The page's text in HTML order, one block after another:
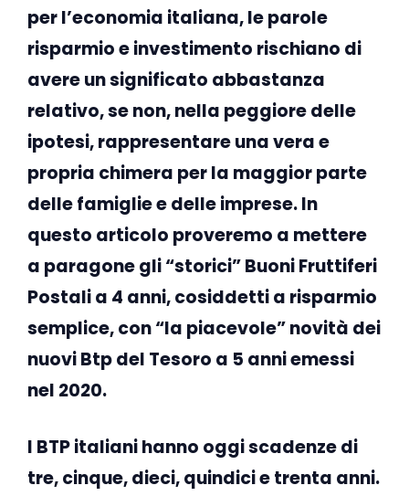
per l’economia italiana, le parole
risparmio e investimento rischiano di
avere un significato abbastanza
relativo, se non, nella peggiore delle
ipotesi, rappresentare una vera e
propria chimera per la maggior parte
delle famiglie e delle imprese. In
questo articolo proveremo a mettere
a paragone gli “storici” Buoni Fruttiferi
Postali a 4 anni, cosiddetti a risparmio
semplice, con “la piacevole” novità dei
nuovi Btp del Tesoro a 5 anni emessi
nel 2020.
I BTP italiani hanno oggi scadenze di
tre, cinque, dieci, quindici e trenta anni.